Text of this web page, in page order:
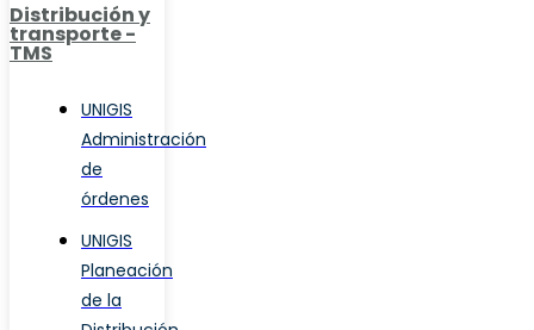
Distribución y
transporte -
TMS
UNIGIS
Administración
de
órdenes
UNIGIS
Planeación
de la